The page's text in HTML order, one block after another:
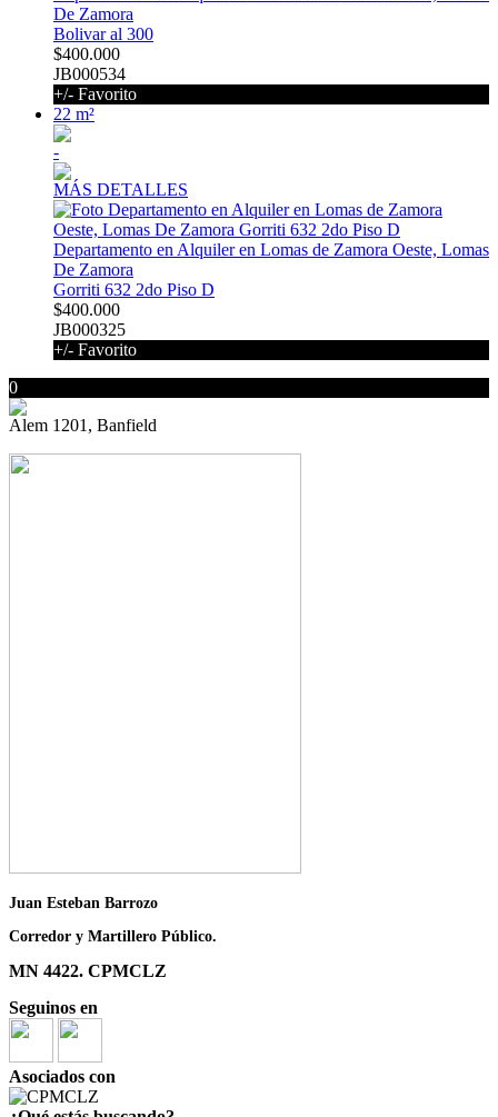
De Zamora
Bolivar al 300
$400.000
JB000534
+/- Favorito
22 m²
-
MÁS DETALLES
Departamento en Alquiler en Lomas de Zamora Oeste, Lomas
De Zamora
Gorriti 632 2do Piso D
$400.000
JB000325
+/- Favorito
0
Alem 1201, Banfield
Juan Esteban Barrozo
Corredor y Martillero Público.
MN 4422. CPMCLZ
Seguinos en
Asociados con